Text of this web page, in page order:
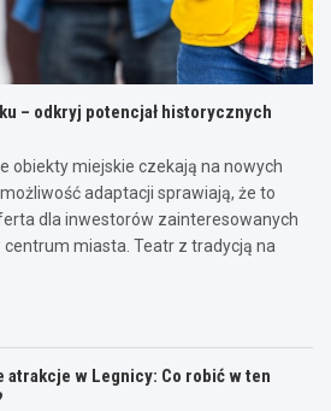
– odkryj potencjał historycznych
obiekty miejskie czekają na nowych
adaptacji sprawiają, że to
dla inwestorów zainteresowanych
miasta. Teatr z tradycją na
atrakcje w Legnicy: Co robić w ten